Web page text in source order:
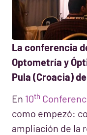
La conferencia
Optometría y
Pula (Croacia)
En 10th
como empezó:
ampliación de la